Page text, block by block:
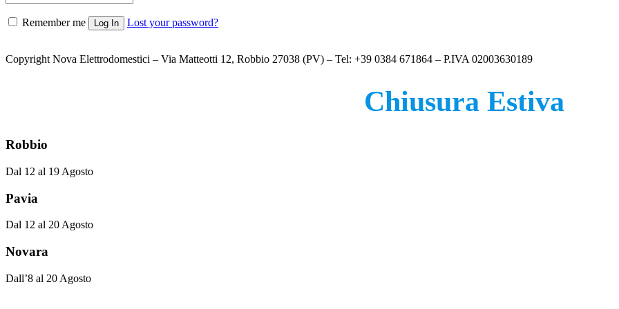
Remember me Lost your password?
Copyright Nova Elettrodomestici – Via Matteotti 12, Robbio 27038 (PV) – Tel: +39 0384 671864 – P.IVA 02003630189
Chiusura Estiva
Robbio
Dal 12 al 19 Agosto
Pavia
Dal 12 al 20 Agosto
Novara
Dall’8 al 20 Agosto